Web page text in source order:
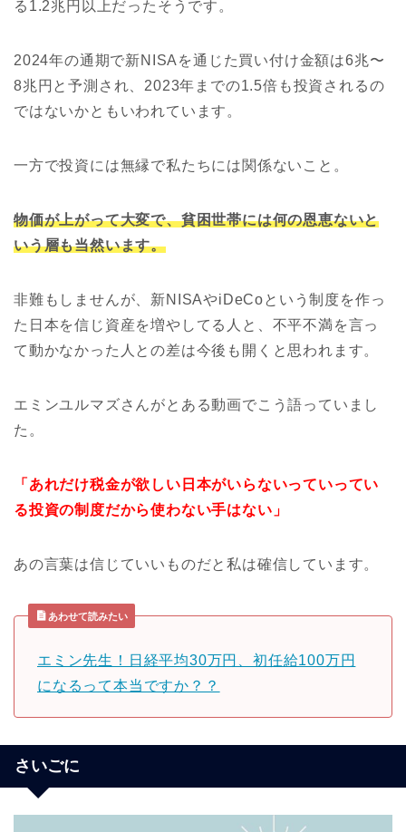
る1.2兆円以上だったそうです。
2024年の通期で新NISAを通じた買い付け金額は6兆〜
8兆円と予測され、2023年までの1.5倍も投資されるの
ではないかともいわれています。
一方で投資には無縁で私たちには関係ないこと。
物価が上がって大変で、貧困世帯には何の恩恵ないと
いう層も当然います。
非難もしませんが、新NISAやiDeCoという制度を作っ
た日本を信じ 資産を増やしてる人と、不平不満を言っ
て動かなかった人との差は今後も開くと思われます。
エミンユルマズさんがとある動画でこう語っていまし
た。
「あれだけ税金が欲しい日本がいらないっていってい
る投資の制度だから使わない手はない」
あの言葉は信じていいものだと私は確信しています。
あわせて読みたい
エミン先生！日経平均30万円、初任給100万円
になるって本当ですか？？
さいごに